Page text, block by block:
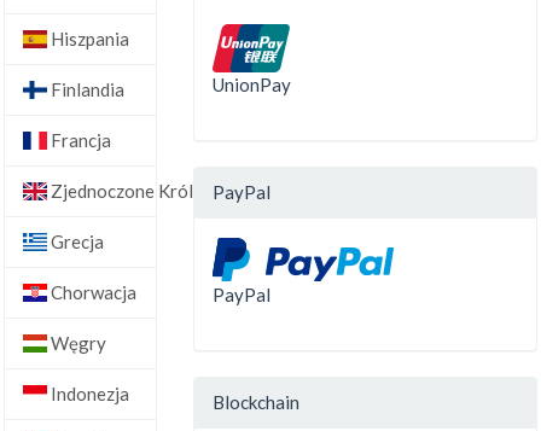
Hiszpania
Finlandia
Francja
Zjednoczone Królestwo
Grecja
Chorwacja
Węgry
Indonezja
UnionPay
PayPal
PayPal
Blockchain